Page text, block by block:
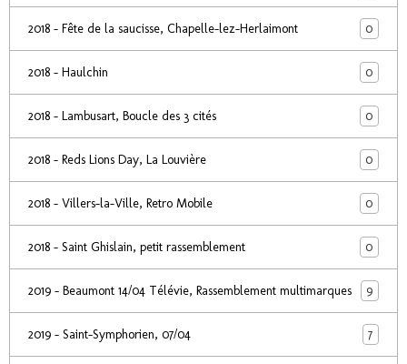
2018 - Fête de la saucisse, Chapelle-lez-Herlaimont 0
2018 - Haulchin 0
2018 - Lambusart, Boucle des 3 cités 0
2018 - Reds Lions Day, La Louvière 0
2018 - Villers-la-Ville, Retro Mobile 0
2018 - Saint Ghislain, petit rassemblement 0
2019 - Beaumont 14/04 Télévie, Rassemblement multimarques 9
2019 - Saint-Symphorien, 07/04 7